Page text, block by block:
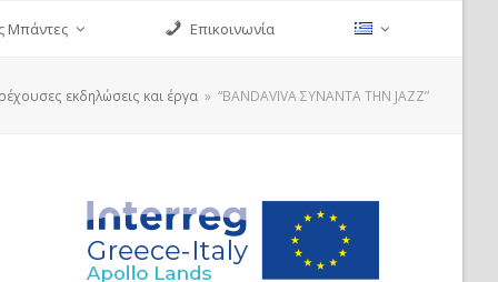
Μπάντες Επικοινωνία
εκδηλώσεις και έργα » “BANDAVIVA ΣΥΝΑΝΤΑ ΤΗΝ JAZZ”